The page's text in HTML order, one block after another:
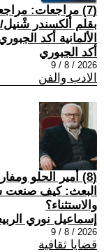
(7) مراجعات:
بقلم ألكسندر
الألمانية أكد
أكد الجبوري
2026 / 8 / 9
الادب والفن
(8) أمير الحلو
البعث: كيف صنعت
والاستثناء؟
إسماعيل نوري
2026 / 8 / 9
قضايا ثقافية